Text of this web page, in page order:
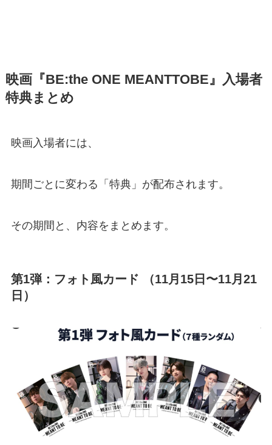
映画『BE:the ONE MEANTTOBE』入場者
特典まとめ
映画入場者には、
期間ごとに変わる「特典」が配布されます。
その期間と、内容をまとめます。
第1弾：フォト風カード （11月15日〜11月21
日）